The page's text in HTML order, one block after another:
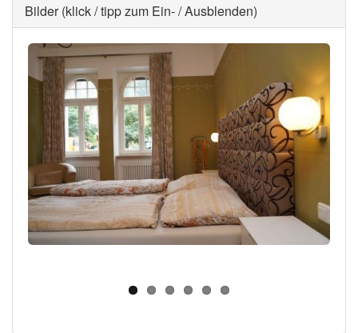
Ausblenden
Bilder (klick / tipp zum Ein- / Ausblenden)